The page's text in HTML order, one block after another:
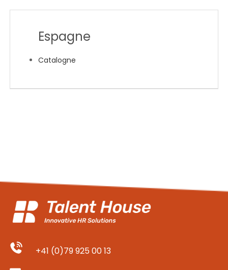
CV
Langue
EN
ES
PT
Espagne
Catalogne
+41 (0)79 925 00 13